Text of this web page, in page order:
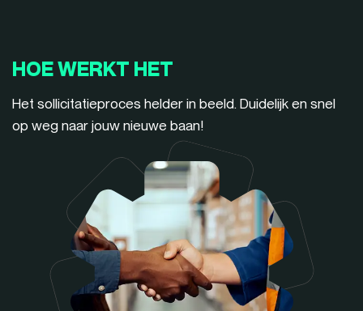
HOE WERKT HET
Het sollicitatieproces helder in beeld. Duidelijk en snel
op weg naar jouw nieuwe baan!